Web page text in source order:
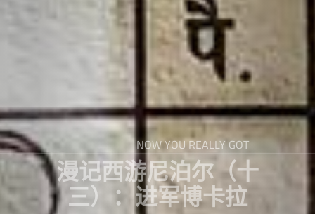
NOW YOU REALLY GOT
漫记西游尼泊尔（十
三）：进军博卡拉